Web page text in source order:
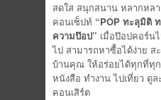
สดใส สนุกสนาน หลากหล
คอนเซ็ปท์ “POP ทะลุมิติ
ความป๊อป” เมื่อป๊อปคอร์น
ไป สามารถหาซื้อได้ง่าย ส
บ้านคุณ ให้อร่อยได้ทุกที่ทุก
หนังสือ ทำงาน ไปเที่ยว ดู
คอนเสิร์ต